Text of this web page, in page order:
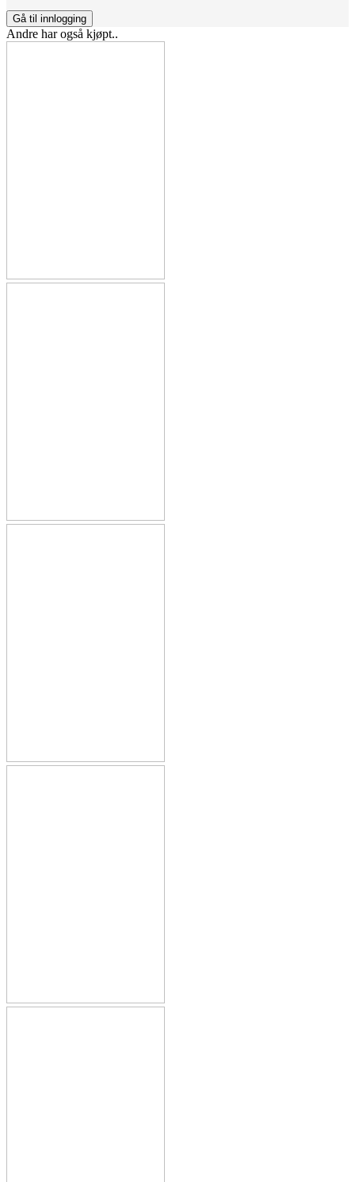
Gå til innlogging
Andre har også kjøpt..